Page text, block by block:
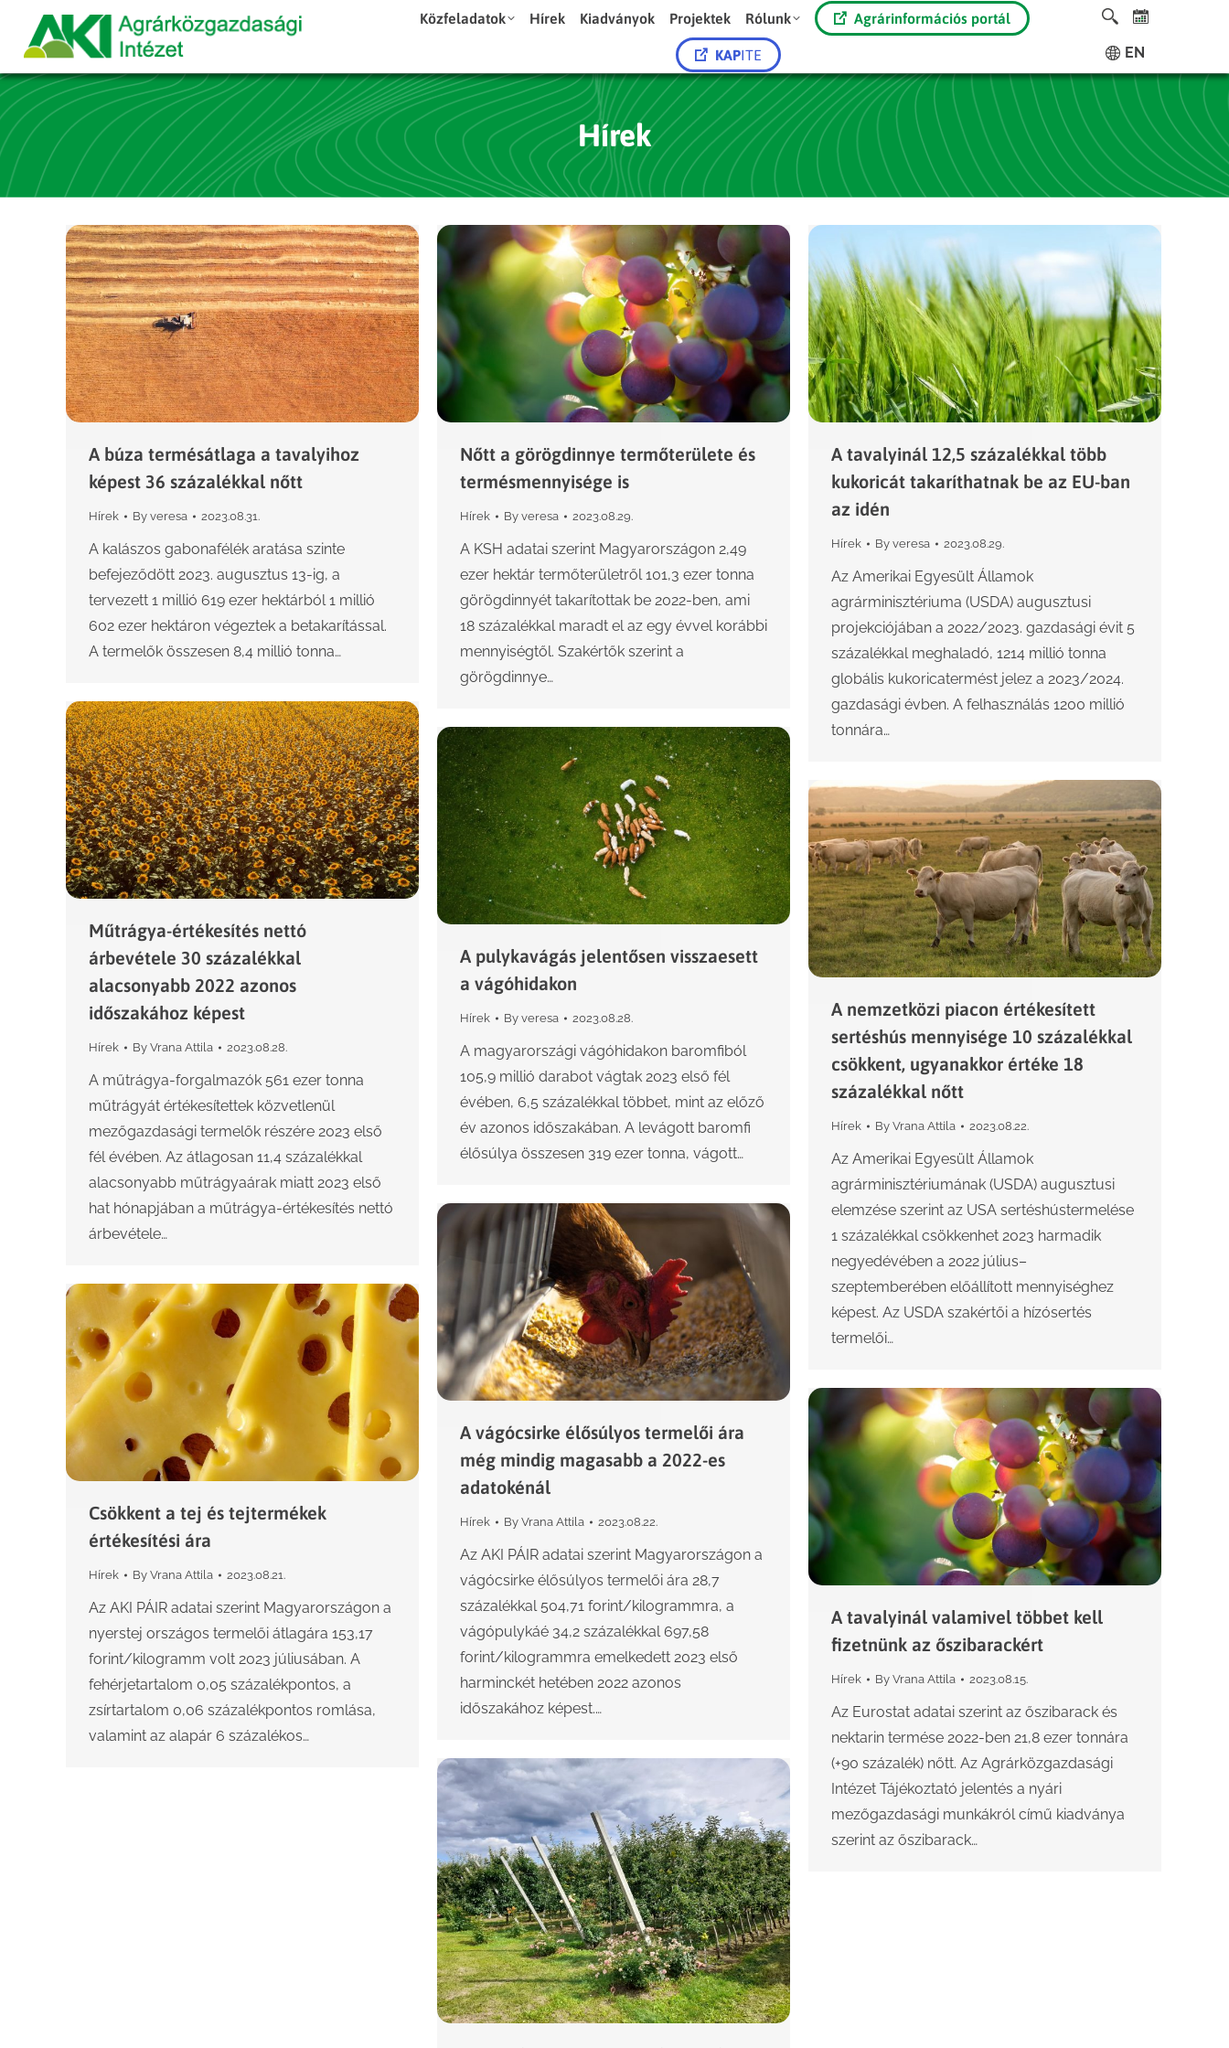
Közfeladatok Hírek Kiadványok Projektek Rólunk Agrárinformációs portál
KAPITE EN
Hírek
A búza termésátlaga a tavalyihoz
képest 36 százalékkal nőtt
Hírek By veresa 2023.08.31.
A kalászos gabonafélék aratása szinte
befejeződött 2023. augusztus 13-ig, a
tervezett 1 millió 619 ezer hektárból 1 millió
602 ezer hektáron végeztek a betakarítással.
A termelők összesen 8,4 millió tonna…
Nőtt a görögdinnye termőterülete és
termésmennyisége is
Hírek By veresa 2023.08.29.
A KSH adatai szerint Magyarországon 2,49
ezer hektár termőterületről 101,3 ezer tonna
görögdinnyét takarítottak be 2022-ben, ami
18 százalékkal maradt el az egy évvel korábbi
mennyiségtől. Szakértők szerint a
görögdinnye…
A tavalyinál 12,5 százalékkal több
kukoricát takaríthatnak be az EU-ban
az idén
Hírek By veresa 2023.08.29.
Az Amerikai Egyesült Államok
agrárminisztériuma (USDA) augusztusi
projekciójában a 2022/2023. gazdasági évit 5
százalékkal meghaladó, 1214 millió tonna
globális kukoricatermést jelez a 2023/2024.
gazdasági évben. A felhasználás 1200 millió
tonnára…
Műtrágya-értékesítés nettó
árbevétele 30 százalékkal
alacsonyabb 2022 azonos
időszakához képest
Hírek By Vrana Attila 2023.08.28.
A műtrágya-forgalmazók 561 ezer tonna
műtrágyát értékesítettek közvetlenül
mezőgazdasági termelők részére 2023 első
fél évében. Az átlagosan 11,4 százalékkal
alacsonyabb műtrágyaárak miatt 2023 első
hat hónapjában a műtrágya-értékesítés nettó
árbevétele…
A pulykavágás jelentősen visszaesett
a vágóhidakon
Hírek By veresa 2023.08.28.
A magyarországi vágóhidakon baromfiból
105,9 millió darabot vágtak 2023 első fél
évében, 6,5 százalékkal többet, mint az előző
év azonos időszakában. A levágott baromfi
élősúlya összesen 319 ezer tonna, vágott…
A nemzetközi piacon értékesített
sertéshús mennyisége 10 százalékkal
csökkent, ugyanakkor értéke 18
százalékkal nőtt
Hírek By Vrana Attila 2023.08.22.
Az Amerikai Egyesült Államok
agrárminisztériumának (USDA) augusztusi
elemzése szerint az USA sertéshústermelése
1 százalékkal csökkenhet 2023 harmadik
negyedévében a 2022 július–
szeptemberében előállított mennyiséghez
képest. Az USDA szakértői a hízósertés
termelői…
A vágócsirke élősúlyos termelői ára
még mindig magasabb a 2022-es
adatokénál
Hírek By Vrana Attila 2023.08.22.
Az AKI PÁIR adatai szerint Magyarországon a
vágócsirke élősúlyos termelői ára 28,7
százalékkal 504,71 forint/kilogrammra, a
vágópulykáé 34,2 százalékkal 697,58
forint/kilogrammra emelkedett 2023 első
harminckét hetében 2022 azonos
időszakához képest.…
Csökkent a tej és tejtermékek
értékesítési ára
Hírek By Vrana Attila 2023.08.21.
Az AKI PÁIR adatai szerint Magyarországon a
nyerstej országos termelői átlagára 153,17
forint/kilogramm volt 2023 júliusában. A
fehérjetartalom 0,05 százalékpontos, a
zsírtartalom 0,06 százalékpontos romlása,
valamint az alapár 6 százalékos…
A tavalyinál valamivel többet kell
fizetnünk az őszibarackért
Hírek By Vrana Attila 2023.08.15.
Az Eurostat adatai szerint az őszibarack és
nektarin termése 2022-ben 21,8 ezer tonnára
(+90 százalék) nőtt. Az Agrárközgazdasági
Intézet Tájékoztató jelentés a nyári
mezőgazdasági munkákról című kiadványa
szerint az őszibarack…